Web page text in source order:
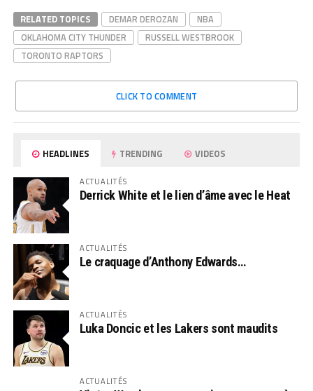
RELATED TOPICS DEMAR DEROZAN
NBA
OKLAHOMA CITY THUNDER
RUSSELL WESTBROOK
TORONTO RAPTORS
CLICK TO COMMENT
HEADLINES TRENDING VIDEOS
ACTUALITÉS
Derrick White et le lien d’âme avec le Heat
ACTUALITÉS
Le craquage d’Anthony Edwards…
ACTUALITÉS
Luka Doncic et les Lakers sont maudits
ACTUALITÉS